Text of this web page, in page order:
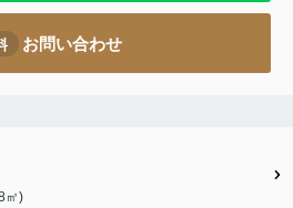
お問い合わせ
㎡)